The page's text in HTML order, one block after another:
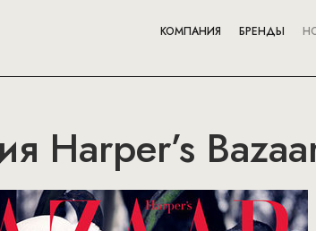
КОМПАНИЯ БРЕНДЫ
Harper’s